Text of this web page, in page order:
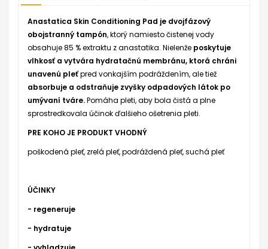
Anastatica Skin Conditioning Pad je dvojfázový
obojstranný tampón, ktorý namiesto čistenej vody
obsahuje 85 % extraktu z anastatika. Nielenže poskytuje
vlhkosť a vytvára hydratačnú membránu, ktorá chráni
unavenú pleťpred vonkajším podráždením, ale tiež
absorbuje a odstraňuje zvyšky odpadových látok po
umývaní tváre.Pomáha pleti, aby bola čistá a plne
sprostredkovala účinok ďalšieho ošetrenia pleti.
PRE KOHO JE PRODUKT VHODNÝ
poškodená pleť, zrelá pleť, podráždená pleť, suchá pleť
ÚČINKY
- regeneruje
- hydratuje